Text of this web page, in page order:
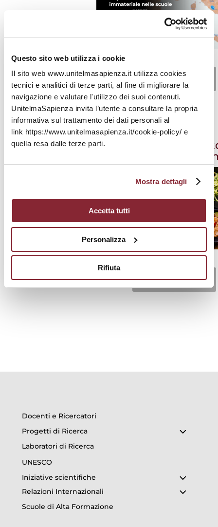
Questo sito web utilizza i cookie
Il sito web www.unitelmasapienza.it utilizza cookies
tecnici e analitici di terze parti, al fine di migliorare la
navigazione e valutare l'utilizzo dei suoi contenuti.
UnitelmaSapienza invita l’utente a consultare la propria
informativa sul trattamento dei dati personali al
link https://www.unitelmasapienza.it/cookie-policy/ e
quella resa dalle terze parti.
Mostra dettagli
Accetta tutti
Personalizza
Rifiuta
Scopri di più
Living Heritage Goes
World Food
Docenti e Ricercatori
Progetti di Ricerca
Laboratori di Ricerca
UNESCO
Iniziative scientifiche
Relazioni Internazionali
Scuole di Alta Formazione